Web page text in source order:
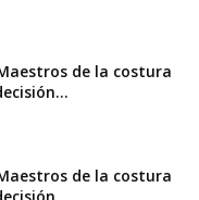
de la costura
de la costura